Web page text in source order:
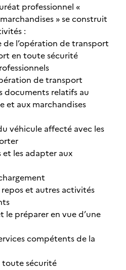
professionnel «
» se construit
:
l’opération de transport
en toute sécurité
de transport
documents relatifs au
et aux marchandises
véhicule affecté avec les
et les adapter aux
et autres activités
le préparer en vue d’une
compétents de la
toute sécurité